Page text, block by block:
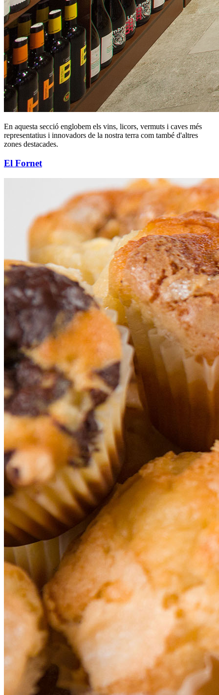
En aquesta secció englobem els vins, licors, vermuts i caves més
representatius i innovadors de la nostra terra com també d'altres
zones destacades.
El Fornet